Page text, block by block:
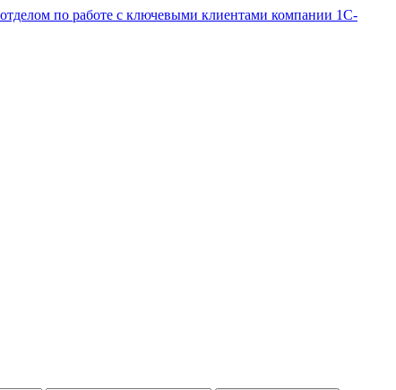
отделом по работе с ключевыми клиентами компании 1С-